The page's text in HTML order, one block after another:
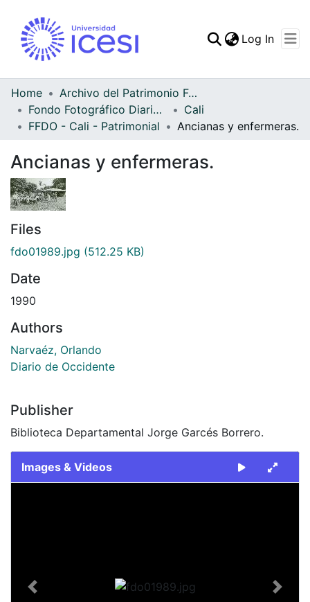
Statistics
Log In
Home
Archivo del Patrimonio Fotográfico y Fílmico del Valle del Cauca
Fondo Fotográfico Diario Occidente
Cali
FFDO - Cali - Patrimonial
Ancianas y enfermeras.
Ancianas y enfermeras.
Files
fdo01989.jpg (512.25 KB)
Date
1990
Authors
Narvaéz, Orlando
Diario de Occidente
Publisher
Biblioteca Departamental Jorge Garcés Borrero.
Images & Videos
Previous Next